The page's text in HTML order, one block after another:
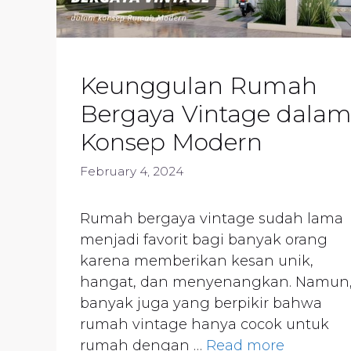
Keunggulan Rumah
Bergaya Vintage dalam
Konsep Modern
February 4, 2024
Rumah bergaya vintage sudah lama
menjadi favorit bagi banyak orang
karena memberikan kesan unik,
hangat, dan menyenangkan.
banyak juga yang berpikir bahwa
rumah vintage hanya cocok untuk
rumah dengan … Read more